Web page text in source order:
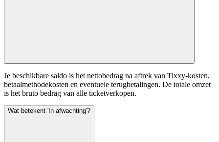
Je beschikbare saldo is het nettobedrag na aftrek van Tixxy-kosten,
betaalmethodekosten en eventuele terugbetalingen. De totale omzet
is het bruto bedrag van alle ticketverkopen.
Wat betekent 'In afwachting'?